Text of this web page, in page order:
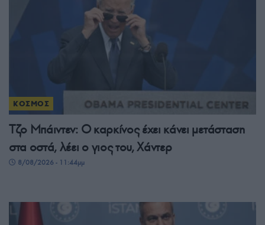
ΚΟΣΜΟΣ
Τζο Μπάιντεν: Ο καρκίνος έχει κάνει μετάσταση
στα οστά, λέει ο γιος του, Χάντερ
8/08/2026 - 11:44μμ